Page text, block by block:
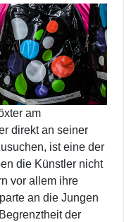
am
direkt an seiner
ist eine der
die Künstler nicht
vor allem ihre
an die Jungen
der